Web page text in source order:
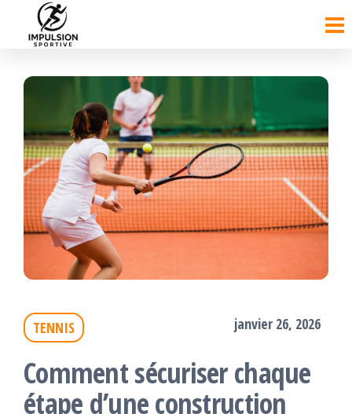
contenu
TENNIS janvier 26, 2026
Comment sécuriser chaque
étape d’une construction